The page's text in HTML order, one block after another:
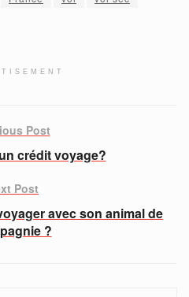
Post
crédit voyage?
Post
avec son animal de
?